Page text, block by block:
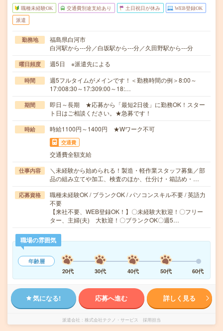
職種未経験OK 交通費別途支給あり 土日祝日が休み WEB登録OK
派遣
勤務地
福島県白河市
白河駅から---分／白坂駅から---分／久田野駅から---分
曜日頻度 週5日 ※派遣先による
時間
週5フルタイムがメインです！＜勤務時間の例＞8:00～
17:008:30～17:309:00～18:…
期間
即日～長期 ★応募から「最短2日後」に勤務OK！スター
ト日はご相談ください。★急募です！
時給 時給1100円～1400円 ★Wワーク不可
交通費
交通費全額支給
仕事内容
＼未経験から始められる！製造・軽作業スタッフ募集／部
品の組み立てや加工、検査のほか、仕分け・箱詰め・…
応募資格
職種未経験OK / ブランクOK / パソコンスキル不要 / 英語力
不要
【来社不要、WEB登録OK！】〇未経験大歓迎！〇フリー
ター、主婦(夫) 大歓迎！〇ブランクOK〇週5…
職場の雰囲気
年齢層
20代
30代 40代 50代 60代
気になる! 応募へ進む 詳しく見る
派遣会社 株式会社テクノ・サービス 採用担当